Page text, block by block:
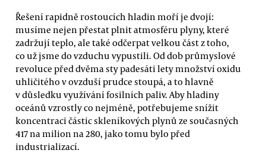
Řešení rapidně rostoucích hladin moří je dvojí:
musíme nejen přestat plnit atmosféru plyny, které
zadržují teplo, ale také odčerpat velkou část z toho,
co už jsme do vzduchu vypustili. Od dob průmyslové
revoluce před dvěma sty padesáti lety množství oxidu
uhličitého v ovzduší prudce stoupá, a to hlavně
v důsledku využívání fosilních paliv. Aby hladiny
oceánů vzrostly co nejméně, potřebujeme snížit
koncentraci částic skleníkových plynů ze současných
417 na milion na 280, jako tomu bylo před
industrializací.